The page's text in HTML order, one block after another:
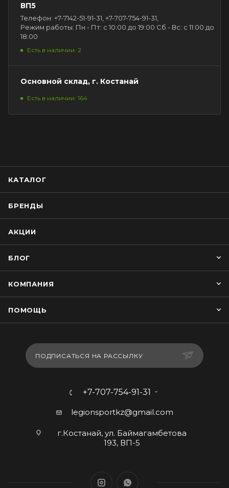
ВП5
Телефон: +7-7142-51-91-31, +7-707-754-91-31,
Режим работы: Пн - Пт: с 10:00 до 19:00 Сб - Вс: с 11:00 до
18:00
Есть в наличии: 2
Основной склад, г. Костанай
Есть в наличии: 164
КАТАЛОГ
БРЕНДЫ
АКЦИИ
БЛОГ
КОМПАНИЯ
ПОМОЩЬ
ПОДПИСАТЬСЯ НА РАССЫЛКУ
+7-707-754-91-31
legionsportkz@gmail.com
г.Костанай, ул. Баймагамбетова
193, ВП-5